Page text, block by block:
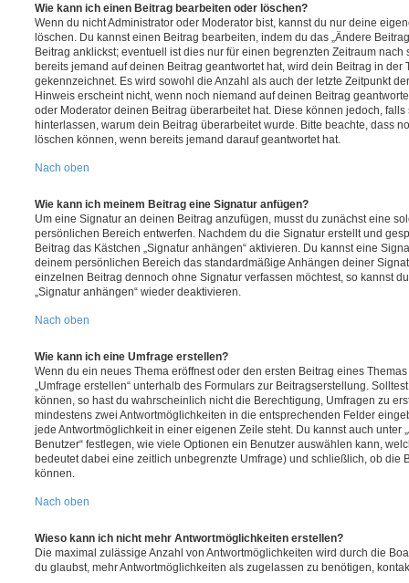
Wie kann ich einen Beitrag bearbeiten oder löschen?
Wenn du nicht Administrator oder Moderator bist, kannst du nur deine
löschen. Du kannst einen Beitrag bearbeiten, indem du das „Ändere
Beitrag anklickst; eventuell ist dies nur für einen begrenzten Zeitraum
bereits jemand auf deinen Beitrag geantwortet hat, wird dein Beitrag in der
gekennzeichnet. Es wird sowohl die Anzahl als auch der letzte Zeitpunkt
Hinweis erscheint nicht, wenn noch niemand auf deinen Beitrag
oder Moderator deinen Beitrag überarbeitet hat. Diese können jedoch,
hinterlassen, warum dein Beitrag überarbeitet wurde. Bitte beachte, dass
löschen können, wenn bereits jemand darauf geantwortet hat.
Nach oben
Wie kann ich meinem Beitrag eine Signatur anfügen?
Um eine Signatur an deinen Beitrag anzufügen, musst du zunächst eine
persönlichen Bereich entwerfen. Nachdem du die Signatur erstellt und
Beitrag das Kästchen „Signatur anhängen“ aktivieren. Du kannst eine
deinem persönlichen Bereich das standardmäßige Anhängen deiner
einzelnen Beitrag dennoch ohne Signatur verfassen möchtest, so kannst
„Signatur anhängen“ wieder deaktivieren.
Nach oben
Wie kann ich eine Umfrage erstellen?
Wenn du ein neues Thema eröffnest oder den ersten Beitrag eines
„Umfrage erstellen“ unterhalb des Formulars zur Beitragserstellung.
können, so hast du wahrscheinlich nicht die Berechtigung, Umfragen zu
mindestens zwei Antwortmöglichkeiten in die entsprechenden Felder
jede Antwortmöglichkeit in einer eigenen Zeile steht. Du kannst auch unter
Benutzer“ festlegen, wie viele Optionen ein Benutzer auswählen kann,
bedeutet dabei eine zeitlich unbegrenzte Umfrage) und schließlich, ob die
können.
Nach oben
Wieso kann ich nicht mehr Antwortmöglichkeiten erstellen?
Die maximal zulässige Anzahl von Antwortmöglichkeiten wird durch die
du glaubst, mehr Antwortmöglichkeiten als zugelassen zu benötigen,